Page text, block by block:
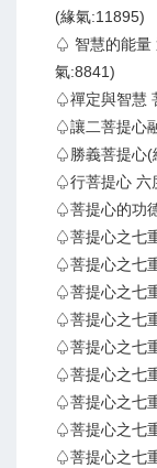
(緣氣:11895)
♤ 智慧的能量
氣:8841)
♤禪定與智慧
♤讓二菩提心
♤勝義菩提心(
♤行菩提心 六
♤菩提心的功
♤菩提心之七
♤菩提心之七
♤菩提心之七
♤菩提心之七
♤菩提心之七
♤菩提心之七
♤菩提心之七
♤菩提心之七
♤菩提心之七